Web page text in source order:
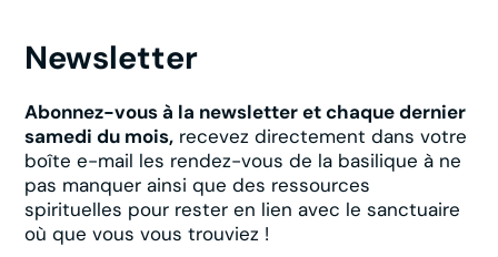
Newsletter
Abonnez-vous à la newsletter et chaque dernier
samedi du mois, recevez directement dans votre
boîte e-mail les rendez-vous de la basilique à ne
pas manquer ainsi que des ressources
spirituelles pour rester en lien avec le sanctuaire
où que vous vous trouviez !